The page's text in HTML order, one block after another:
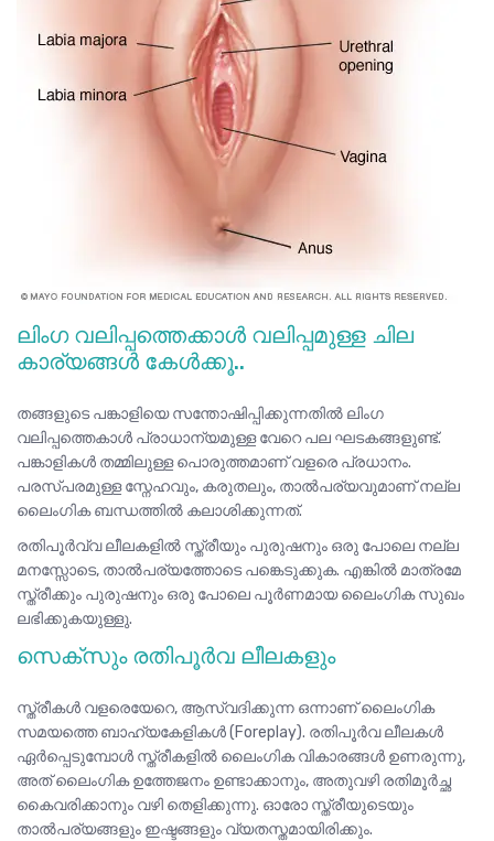
ലിംഗ വലിപ്പത്തെക്കാൾ വലിപ്പമുള്ള ചില
കാര്യങ്ങൾ കേൾക്കൂ..
തങ്ങളുടെ പങ്കാളിയെ സന്തോഷിപ്പിക്കുന്നതിൽ ലിംഗ
വലിപ്പത്തെകാൾ പ്രാധാന്യമുള്ള വേറെ പല ഘടകങ്ങളുണ്ട്.
പങ്കാളികൾ തമ്മിലുള്ള പൊരുത്തമാണ് വളരെ പ്രധാനം.
പരസ്പരമുള്ള സ്നേഹവും, കരുതലും, താൽപര്യവുമാണ് നല്ല
ലൈംഗിക ബന്ധത്തിൽ കലാശിക്കുന്നത്.
രതിപൂർവ്വ ലീലകളിൽ സ്ത്രീയും പുരുഷനും ഒരു പോലെ നല്ല
മനസ്സോടെ, താൽപര്യത്തോടെ പങ്കെടുക്കുക. എങ്കിൽ മാത്രമേ
സ്ത്രീക്കും പുരുഷനും ഒരു പോലെ പൂർണമായ ലൈംഗിക സുഖം
ലഭിക്കുകയുള്ളു.
സെക്സും രതിപൂർവ ലീലകളും
സ്ത്രീകൾ വളരെയേറെ, ആസ്വദിക്കുന്ന ഒന്നാണ് ലൈംഗിക
സമയത്തെ ബാഹ്യകേളികൾ (Foreplay). രതിപൂർവ ലീലകൾ
ഏർപ്പെടുമ്പോൾ സ്ത്രീകളിൽ ലൈംഗിക വികാരങ്ങൾ ഉണരുന്നു,
അത് ലൈംഗിക ഉത്തേജനം ഉണ്ടാക്കാനും, അതുവഴി രതിമൂർച്ഛ
കൈവരിക്കാനും വഴി തെളിക്കുന്നു. ഓരോ സ്ത്രീയുടെയും
താൽപര്യങ്ങളും ഇഷ്ടങ്ങളും വ്യതസ്തമായിരിക്കും.